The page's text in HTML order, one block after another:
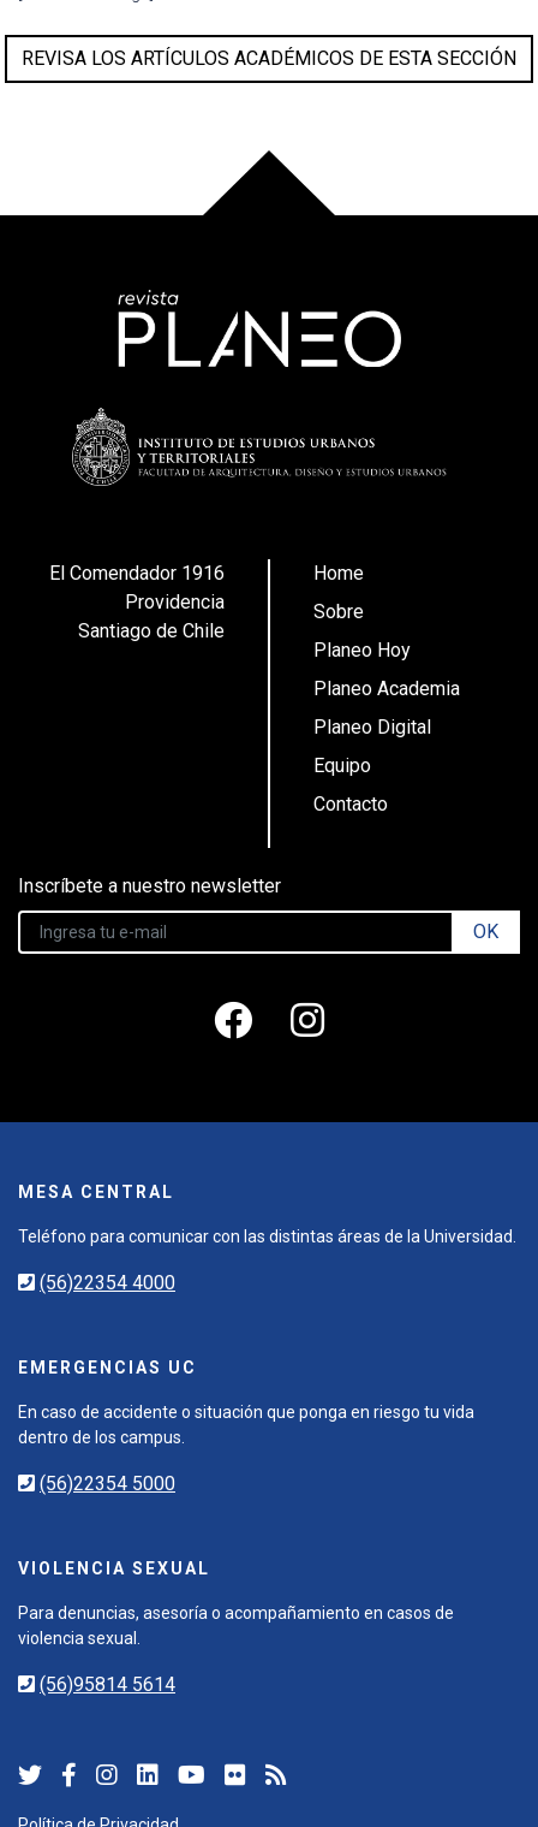
REVISA LOS ARTÍCULOS ACADÉMICOS DE ESTA SECCIÓN
El Comendador 1916
Providencia
Santiago de Chile
Home
Sobre
Planeo Hoy
Planeo Academia
Planeo Digital
Equipo
Contacto
Inscríbete a nuestro newsletter
OK
MESA CENTRAL
Teléfono para comunicar con las distintas áreas de la Universidad.
(56)22354 4000
EMERGENCIAS UC
En caso de accidente o situación que ponga en riesgo tu vida
dentro de los campus.
(56)22354 5000
VIOLENCIA SEXUAL
Para denuncias, asesoría o acompañamiento en casos de
violencia sexual.
(56)95814 5614